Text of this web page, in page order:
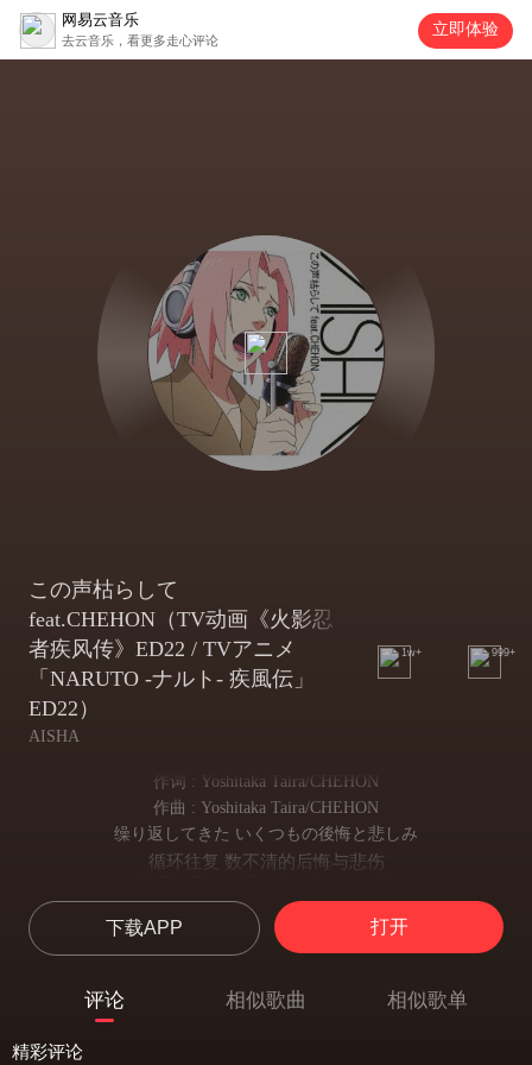
网易云音乐
去云音乐，看更多走心评论
立即体验
この声枯らして
feat.CHEHON（TV动画《火影忍
者疾风传》ED22 / TVアニメ
「NARUTO -ナルト- 疾風伝」
ED22）
AISHA
1w+ 999+
作词 : Yoshitaka Taira/CHEHON
作曲 : Yoshitaka Taira/CHEHON
缲り返してきた いくつもの後悔と悲しみ
循环往复 数不清的后悔与悲伤
即使还被昨日的软弱所羁绊
过去を振り返る暇はない
也没有闲暇回顾过去
跨越这些伤痛
下载APP 打开
评论 相似歌曲 相似歌单
精彩评论